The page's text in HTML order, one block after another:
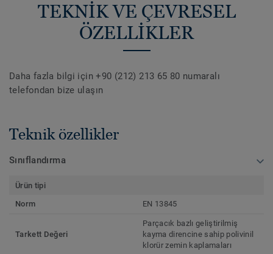
TEKNİK VE ÇEVRESEL
ÖZELLİKLER
Daha fazla bilgi için +90 (212) 213 65 80 numaralı
telefondan bize ulaşın
Teknik özellikler
Sınıflandırma
Ürün tipi
Norm
EN 13845
Tarkett Değeri
Parçacık bazlı geliştirilmiş
kayma direncine sahip polivinil
klorür zemin kaplamaları